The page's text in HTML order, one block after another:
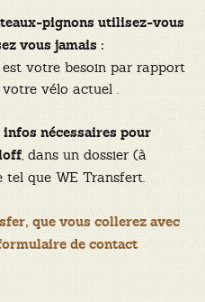
pignons utilisez-vous
vous jamais :
est votre besoin par rapport
vélo actuel .
nécessaires pour
, dans un dossier (à
tel que WE Transfert.
, que vous collerez avec
de contact